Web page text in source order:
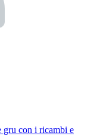
gru con i ricambi e